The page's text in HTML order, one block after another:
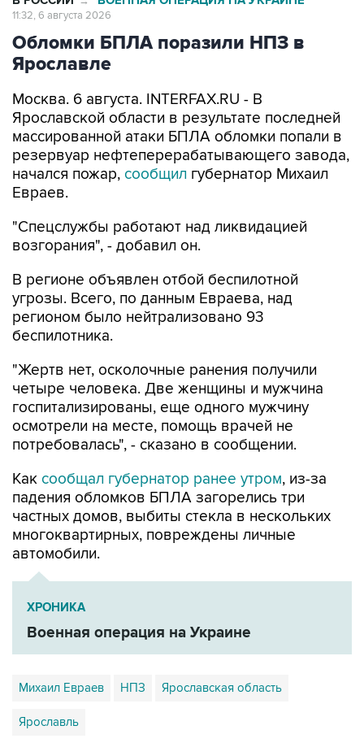
11:32, 6 августа 2026
Обломки БПЛА поразили НПЗ в
Ярославле
Москва. 6 августа. INTERFAX.RU - В
Ярославской области в результате последней
массированной атаки БПЛА обломки попали в
резервуар нефтеперерабатывающего завода,
начался пожар, сообщил губернатор Михаил
Евраев.
"Спецслужбы работают над ликвидацией
возгорания", - добавил он.
В регионе объявлен отбой беспилотной
угрозы. Всего, по данным Евраева, над
регионом было нейтрализовано 93
беспилотника.
"Жертв нет, осколочные ранения получили
четыре человека. Две женщины и мужчина
госпитализированы, еще одного мужчину
осмотрели на месте, помощь врачей не
потребовалась", - сказано в сообщении.
Как сообщал губернатор ранее утром, из-за
падения обломков БПЛА загорелись три
частных домов, выбиты стекла в нескольких
многоквартирных, повреждены личные
автомобили.
ХРОНИКА
Военная операция на Украине
Михаил Евраев НПЗ Ярославская область
Ярославль